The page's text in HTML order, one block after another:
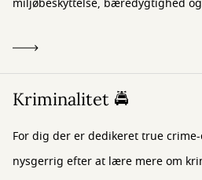
miljøbeskyttelse, bæredygtighed
Kriminalitet 🚔
For dig der er dedikeret true
nysgerrig efter at lære mere om